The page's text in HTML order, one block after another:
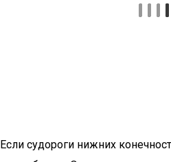
Если судороги нижних